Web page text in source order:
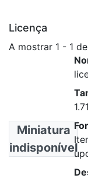
Licença
A mostrar 1 - 1
Miniatura
indisponível